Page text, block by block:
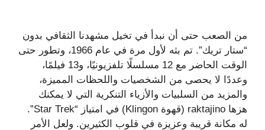
من الصعب حتى أن نبدأ في تخيل مشهدنا الثقافي بدون
“ستار تريك”. تم بثه لأول مرة في عام 1966، وتطور حتى
الوقت الحاضر مع 12 مسلسلًا تلفزيونيًا، و13 فيلمًا،
وعددًا لا يحصى من الشخصيات واللحظات المميزة،
والمزيد من السلبيات والأزياء التنكرية التي لا يمكنك
هزها raktajino (قهوة Klingon) في امتياز “Star Trek”.
له مكانة قريبة وعزيزة في قلوب الكثيرين. ولعل الأمر